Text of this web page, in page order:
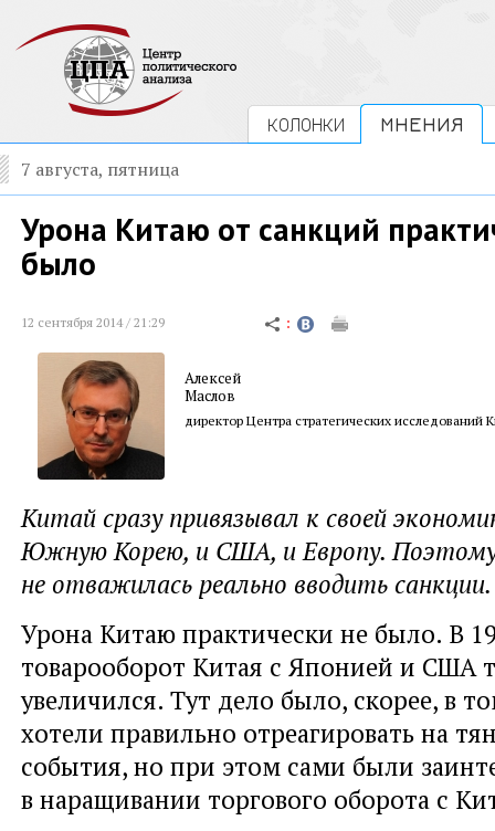
КОЛОНКИ МНЕНИЯ
7 августа, пятница
Урона Китаю от санкций
было
12 сентября 2014 / 21:29
Алексей
Маслов
директор Центра стратегических исследований
Китай сразу привязывал к своей
Южную Корею, и США, и Европу.
не отважилась реально вводить санкции.
Урона Китаю практически не было. В
товарооборот Китая с Японией и США
увеличился. Тут дело было, скорее, в
хотели правильно отреагировать на
события, но при этом сами были
в наращивании торгового оборота с